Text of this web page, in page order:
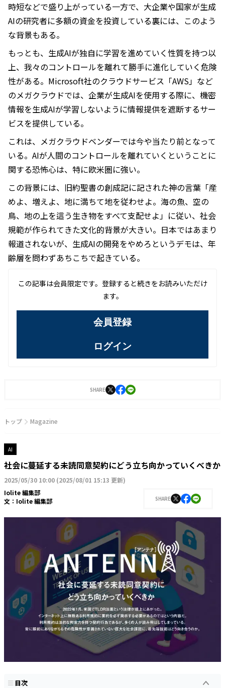
時短などで盛り上がっている一方で、大企業や国家が生成
AIの研究者に多額の資金を投資している裏には、このよう
な背景もある。
もっとも、生成AIが独自に学習を進めていく性質を持つ以
上、我々のコントロールを離れて勝手に進化していく危険
性がある。Microsoft社のクラウドサービス「AWS」など
のメガクラウドでは、企業が生成AIを使用する際に、機密
情報を生成AIが学習しないように情報提供を遮断するサー
ビスを提供している。
これは、メガクラウドベンダーでは今や当たり前となって
いる。AIが人間のコントロールを離れていくということに
関する恐怖心は、特に欧米圏に強い。
この背景には、旧約聖書の創成記に記された神の言葉「産
めよ、増えよ、地に満ちて地を従わせよ。海の魚、空の
鳥、地の上を這う生き物をすべて支配せよ」に従い、社会
規範が作られてきた文化的背景が大きい。日本ではあまり
報道されないが、生成AIの開発をやめろというデモは、年
齢層を問わずあちこちで起きている。
この記事は会員限定です。登録すると続きをお読みいただけ
ます。
会員登録
ログイン
SHARE
トップ Magazine
AI
社会に蔓延する未読同意契約にどう立ち向かっていくべきか
2025/05/30 10:00 (2025/08/01 15:13 更新)
Iolite 編集部
文： Iolite 編集部 SHARE
目次